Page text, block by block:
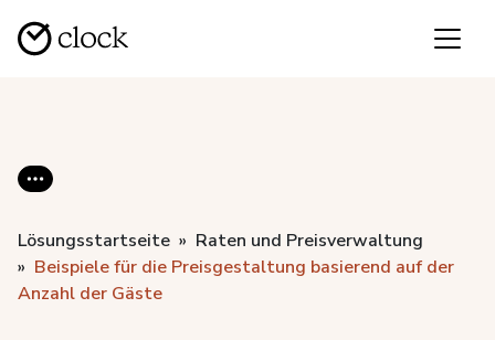
Lösungsstartseite
Raten und Preisverwaltung
Beispiele für die Preisgestaltung basierend auf der
Anzahl der Gäste